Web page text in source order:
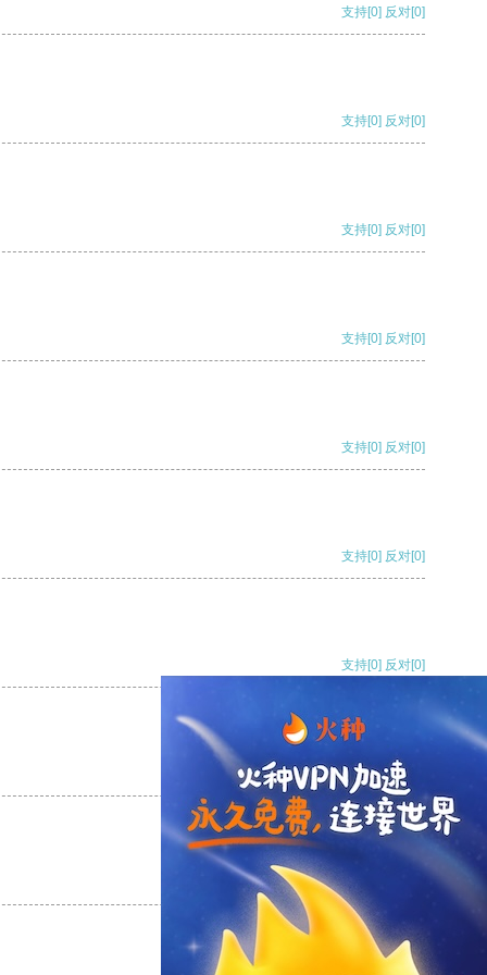
支持[0] 反对[0]
支持[0] 反对[0]
支持[0] 反对[0]
支持[0] 反对[0]
支持[0] 反对[0]
支持[0] 反对[0]
支持[0] 反对[0]
支持[0] 反对
支持